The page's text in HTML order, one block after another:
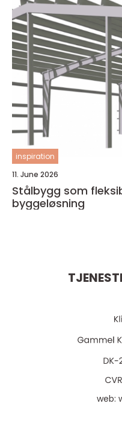
inspiration
11. June 2026
Stålbygg som
byggeløsning
web: